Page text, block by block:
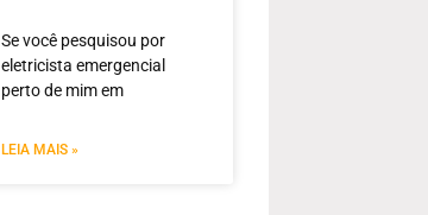
Se você pesquisou por
eletricista emergencial
perto de mim em
LEIA MAIS »